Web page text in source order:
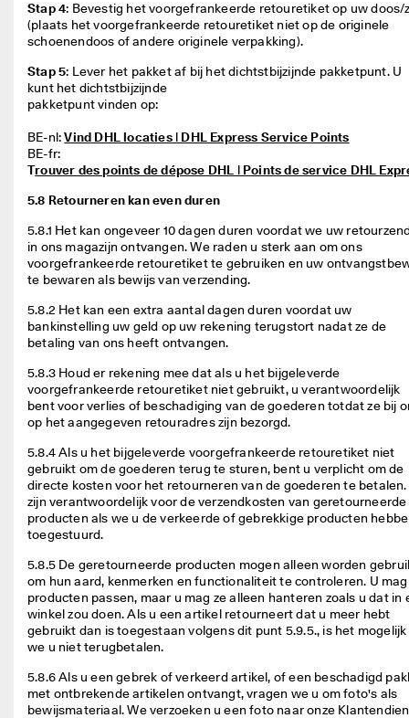
Stap 4: Bevestig het voorgefrankeerde retouretiket op uw doos/
(plaats het voorgefrankeerde retouretiket niet op de originele
schoenendoos of andere originele verpakking).
Stap 5: Lever het pakket af bij het dichtstbijzijnde pakketpunt. U
kunt het dichtstbijzijnde
pakketpunt vinden op:
BE-nl: Vind DHL locaties | DHL Express Service Points
BE-fr:
Trouver des points de dépose DHL | Points de service DHL
5.8 Retourneren kan even duren
5.8.1 Het kan ongeveer 10 dagen duren voordat we uw
in ons magazijn ontvangen. We raden u sterk aan om ons
voorgefrankeerde retouretiket te gebruiken en uw
te bewaren als bewijs van verzending.
5.8.2 Het kan een extra aantal dagen duren voordat uw
bankinstelling uw geld op uw rekening terugstort nadat ze de
betaling van ons heeft ontvangen.
5.8.3 Houd er rekening mee dat als u het bijgeleverde
voorgefrankeerde retouretiket niet gebruikt, u verantwoordelijk
bent voor verlies of beschadiging van de goederen totdat ze bij
op het aangegeven retouradres zijn bezorgd.
5.8.4 Als u het bijgeleverde voorgefrankeerde retouretiket niet
gebruikt om de goederen terug te sturen, bent u verplicht om de
directe kosten voor het retourneren van de goederen te betalen.
zijn verantwoordelijk voor de verzendkosten van geretourneerde
producten als we u de verkeerde of gebrekkige producten
toegestuurd.
5.8.5 De geretourneerde producten mogen alleen worden
om hun aard, kenmerken en functionaliteit te controleren. U
producten passen, maar u mag ze alleen hanteren zoals u dat in
winkel zou doen. Als u een artikel retourneert dat u meer hebt
gebruikt dan is toegestaan volgens dit punt 5.9.5., is het
we u niet terugbetalen.
5.8.6 Als u een gebrek of verkeerd artikel, of een beschadigd
met ontbrekende artikelen ontvangt, vragen we u om foto's als
bewijsmateriaal. We verzoeken u een foto naar onze